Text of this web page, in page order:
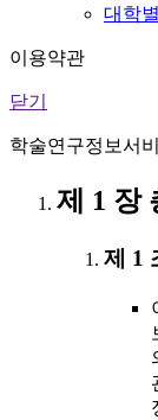
대학
이용약관
닫기
학술연구정보서
제 1 장
제 1